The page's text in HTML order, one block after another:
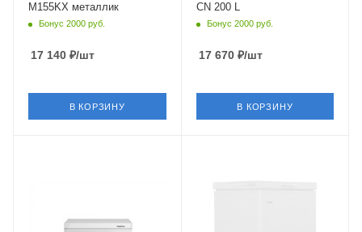
M155KX металлик
Бонус 2000 руб.
17 140 ₽/шт
В КОРЗИНУ
CN 200 L
Бонус 2000 руб.
17 670₽/шт
В КОРЗИНУ